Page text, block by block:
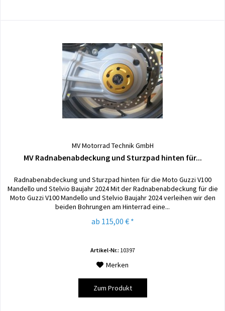
MV Motorrad Technik GmbH
MV Radnabenabdeckung und Sturzpad hinten für...
Radnabenabdeckung und Sturzpad hinten für die Moto Guzzi V100
Mandello und Stelvio Baujahr 2024 Mit der Radnabenabdeckung für die
Moto Guzzi V100 Mandello und Stelvio Baujahr 2024 verleihen wir den
beiden Bohrungen am Hinterrad eine...
ab 115,00 € *
Artikel-Nr.: 10397
Merken
Zum Produkt